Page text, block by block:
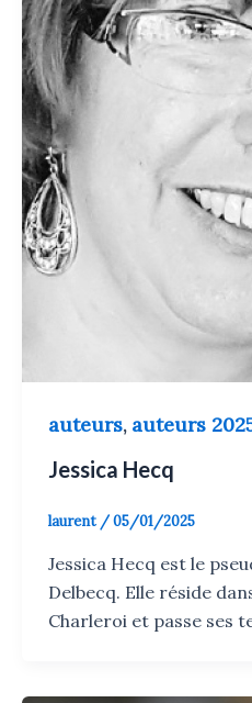
auteurs, auteurs
Jessica Hecq
laurent /05/01/2025
Jessica Hecq est le
Delbecq. Elle réside
Charleroi et passe ses